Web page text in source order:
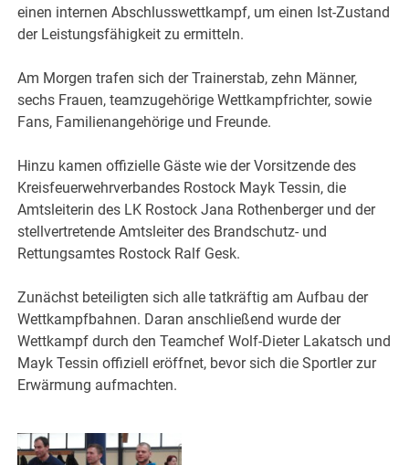
einen internen Abschlusswettkampf, um einen Ist-Zustand
der Leistungsfähigkeit zu ermitteln.
Am Morgen trafen sich der Trainerstab, zehn Männer,
sechs Frauen, teamzugehörige Wettkampfrichter, sowie
Fans, Familienangehörige und Freunde.
Hinzu kamen offizielle Gäste wie der Vorsitzende des
Kreisfeuerwehrverbandes Rostock Mayk Tessin, die
Amtsleiterin des LK Rostock Jana Rothenberger und der
stellvertretende Amtsleiter des Brandschutz- und
Rettungsamtes Rostock Ralf Gesk.
Zunächst beteiligten sich alle tatkräftig am Aufbau der
Wettkampfbahnen. Daran anschließend wurde der
Wettkampf durch den Teamchef Wolf-Dieter Lakatsch und
Mayk Tessin offiziell eröffnet, bevor sich die Sportler zur
Erwärmung aufmachten.